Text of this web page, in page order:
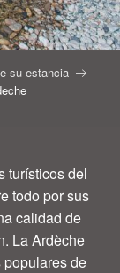
su estancia
turísticos del
todo por sus
calidad de
La Ardèche
de